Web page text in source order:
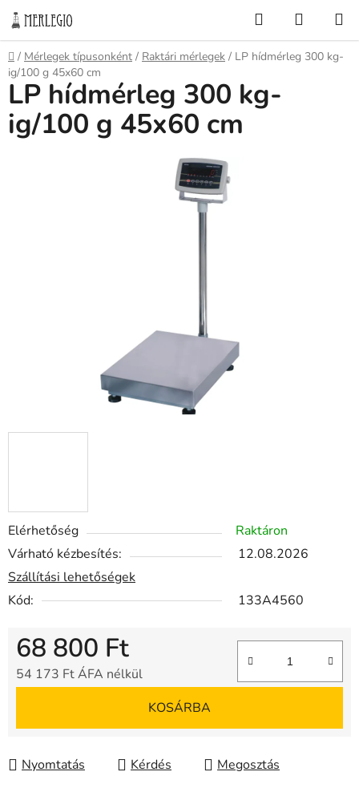
Ugrás
fő
tartalomhoz
KeresésKOSÁR
Kezdőlap
/ Mérlegek típusonként / Raktári mérlegek / LP hídmérleg 300 kg-
ig/100 g 45x60 cm
Elérhetőség
Raktáron
Várható kézbesítés:
12.08.2026
Szállítási lehetőségek
Kód:
133A4560
68 800 Ft
54 173 Ft ÁFA nélkül
KOSÁRBA
Nyomtatás Kérdés Megosztás
LP hídmérleg 300 kg-
ig/100 g 45x60 cm